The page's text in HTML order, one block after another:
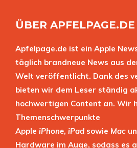
ÜBER APFELPAGE.DE
Apfelpage.de ist ein Apple
täglich brandneue News aus
Welt veröffentlicht. Dank des
bieten wir dem Leser ständig
hochwertigen Content an. Wir
Themenschwerpunkte
Apple iPhone, iPad sowie Mac
Hardware im Auge, sodass es